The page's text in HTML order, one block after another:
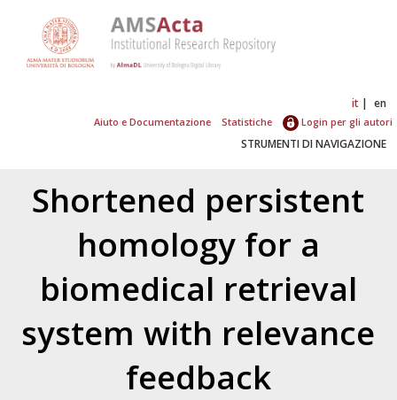
it en
Aiuto e Documentazione Statistiche Login per gli autori
STRUMENTI DI NAVIGAZIONE
Shortened persistent
homology for a
biomedical retrieval
system with relevance
feedback